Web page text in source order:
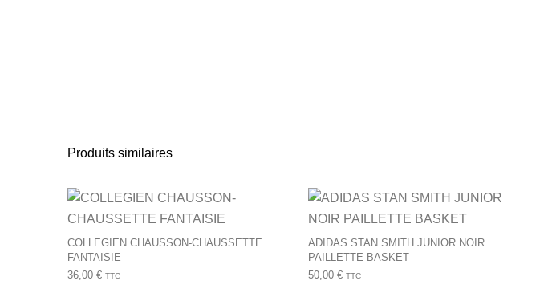
Produits similaires
COLLEGIEN CHAUSSON-CHAUSSETTE
FANTAISIE
36,00 € TTC
ADIDAS STAN SMITH JUNIOR NOIR
PAILLETTE BASKET
50,00 € TTC